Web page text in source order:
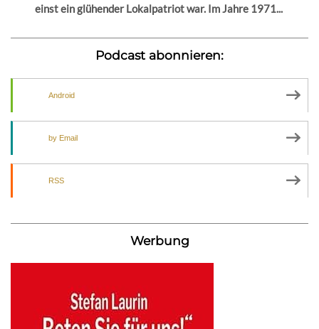
einst ein glühender Lokalpatriot war. Im Jahre 1971...
Podcast abonnieren:
Android
by Email
RSS
Werbung